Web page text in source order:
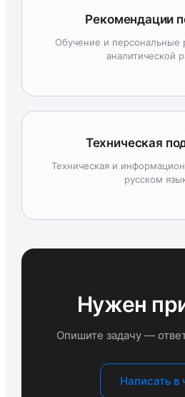
Рекомендации
Обучение и персональные
аналитической
Техническая
Техническая и
русском
Нужен
Опишите задачу —
Написать в